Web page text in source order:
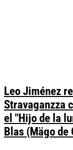
Leo Jiménez
Stravaganzza
el "Hijo de la
Blas (Mägo de